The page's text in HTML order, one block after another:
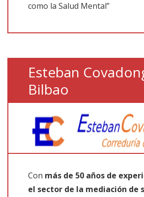
como la Salud Mental”
Esteban
Bilbao
Con más de 50 años de
el sector de la mediación de